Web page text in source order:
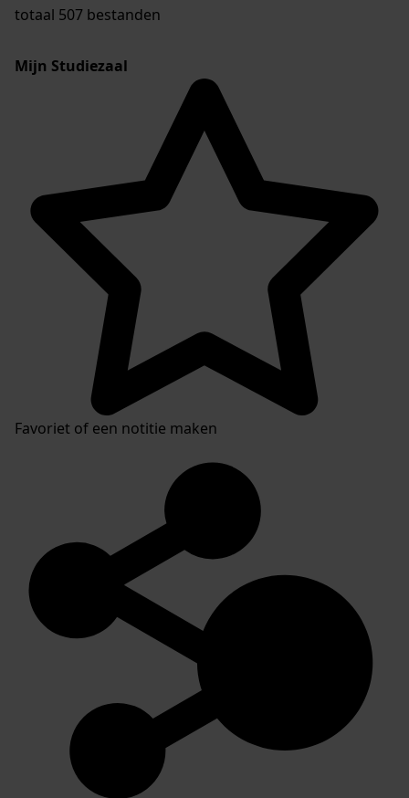
totaal 507 bestanden
Mijn Studiezaal
Favoriet of een notitie maken